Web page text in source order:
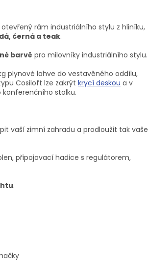
rám industriálního stylu z hliníku,
černá a teak.
barvě pro milovníky industriálního stylu.
plynové lahve do vestavěného oddílu,
Cosiloft lze zakrýt krycí deskou a v
stolku.
vaší zimní zahradu a prodloužit tak vaše
připojovací hadice s regulátorem,
.